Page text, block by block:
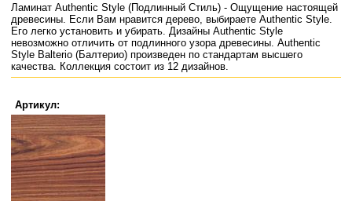
Ламинат Authentic Style (Подлинный Стиль) - Ощущение настоящей
древесины. Если Вам нравится дерево, выбираете Authentic Style.
Его легко установить и убирать. Дизайны Authentic Style
невозможно отличить от подлинного узора древесины. Authentic
Style Balterio (Балтерио) произведен по стандартам высшего
качества. Коллекция состоит из 12 дизайнов.
Артикул: